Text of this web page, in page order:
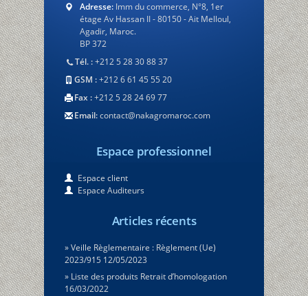
Adresse: Imm du commerce, N°8, 1er
étage Av Hassan II - 80150 - Ait Melloul,
Agadir, Maroc.
BP 372
Tél. :+212 5 28 30 88 37
GSM :+212 6 61 45 55 20
Fax :+212 5 28 24 69 77
Email:contact@nakagromaroc.com
Espace professionnel
Espace client
Espace Auditeurs
Articles récents
Veille Règlementaire : Règlement (Ue)
2023/915 12/05/2023
Liste des produits Retrait d’homologation
16/03/2022